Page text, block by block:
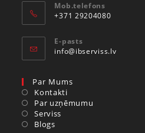
Mob.telefons
+371 29204080
E-pasts
info@ibserviss.lv
Par Mums
Kontakti
Par uzņēmumu
Serviss
Blogs